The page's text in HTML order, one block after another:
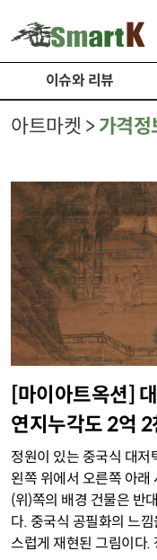
이슈와 리뷰
아트마켓 >가격정
[마이아트옥션]
연지누각도 2억
정원이 있는 중국식 대저
왼쪽 위에서 오른쪽 아래
(위)쪽의 배경 건물은 반
다. 중국식 공필화의 느
스럽게 재현된 그림이다.